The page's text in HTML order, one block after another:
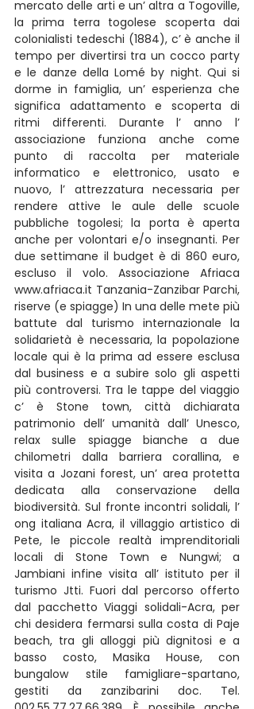
mercato delle arti e un’ altra a Togoville,
la prima terra togolese scoperta dai
colonialisti tedeschi (1884), c’ è anche il
tempo per divertirsi tra un cocco party
e le danze della Lomé by night. Qui si
dorme in famiglia, un’ esperienza che
significa adattamento e scoperta di
ritmi differenti. Durante l’ anno l’
associazione funziona anche come
punto di raccolta per materiale
informatico e elettronico, usato e
nuovo, l’ attrezzatura necessaria per
rendere attive le aule delle scuole
pubbliche togolesi; la porta è aperta
anche per volontari e/o insegnanti. Per
due settimane il budget è di 860 euro,
escluso il volo. Associazione Afriaca
www.afriaca.it Tanzania-Zanzibar Parchi,
riserve (e spiagge) In una delle mete più
battute dal turismo internazionale la
solidarietà è necessaria, la popolazione
locale qui è la prima ad essere esclusa
dal business e a subire solo gli aspetti
più controversi. Tra le tappe del viaggio
c’ è Stone town, città dichiarata
patrimonio dell’ umanità dall’ Unesco,
relax sulle spiagge bianche a due
chilometri dalla barriera corallina, e
visita a Jozani forest, un’ area protetta
dedicata alla conservazione della
biodiversità. Sul fronte incontri solidali, l’
ong italiana Acra, il villaggio artistico di
Pete, le piccole realtà imprenditoriali
locali di Stone Town e Nungwi; a
Jambiani infine visita all’ istituto per il
turismo Jtti. Fuori dal percorso offerto
dal pacchetto Viaggi solidali-Acra, per
chi desidera fermarsi sulla costa di Paje
beach, tra gli alloggi più dignitosi e a
basso costo, Masika House, con
bungalow stile famigliare-spartano,
gestiti da zanzibarini doc. Tel.